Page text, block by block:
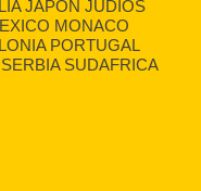
JAPON JUDIOS
MONACO
PORTUGAL
SUDAFRICA